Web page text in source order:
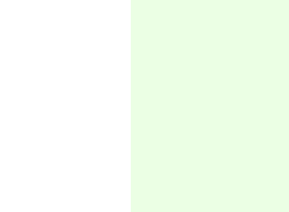
34 Language | 리
35 Origins | 고등
36 Marketing | 부